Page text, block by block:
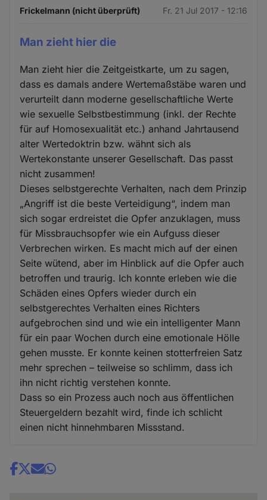
Frickelmann (nicht überprüft) Fr. 21 Jul 2017 - 12:16
Man zieht hier die
Man zieht hier die Zeitgeistkarte, um zu sagen,
dass es damals andere Wertemaßstäbe waren und
verurteilt dann moderne gesellschaftliche Werte
wie sexuelle Selbstbestimmung (inkl. der Rechte
für auf Homosexualität etc.) anhand Jahrtausend
alter Wertedoktrin bzw. wähnt sich als
Wertekonstante unserer Gesellschaft. Das passt
nicht zusammen!
Dieses selbstgerechte Verhalten, nach dem Prinzip
„Angriff ist die beste Verteidigung“, indem man
sich sogar erdreistet die Opfer anzuklagen, muss
für Missbrauchsopfer wie ein Aufguss dieser
Verbrechen wirken. Es macht mich auf der einen
Seite wütend, aber im Hinblick auf die Opfer auch
betroffen und traurig. Ich konnte erleben wie die
Schäden eines Opfers wieder durch ein
selbstgerechtes Verhalten eines Richters
aufgebrochen sind und wie ein intelligenter Mann
für ein paar Wochen durch eine emotionale Hölle
gehen musste. Er konnte keinen stotterfreien Satz
mehr sprechen – teilweise so schlimm, dass ich
ihn nicht richtig verstehen konnte.
Dass so ein Prozess auch noch aus öffentlichen
Steuergeldern bezahlt wird, finde ich schlicht
einen nicht hinnehmbaren Missstand.
Share